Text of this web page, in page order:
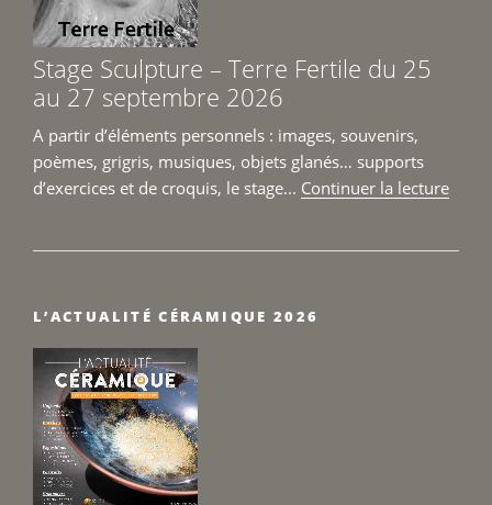
septembre
Stage Sculpture – Terre Fertile du 25
au 27 septembre 2026
A partir d’éléments personnels : images, souvenirs,
poèmes, grigris, musiques, objets glanés… supports
d’exercices et de croquis, le stage... Continuer la lecturede
L’ACTUALITÉ CÉRAMIQUE 2026